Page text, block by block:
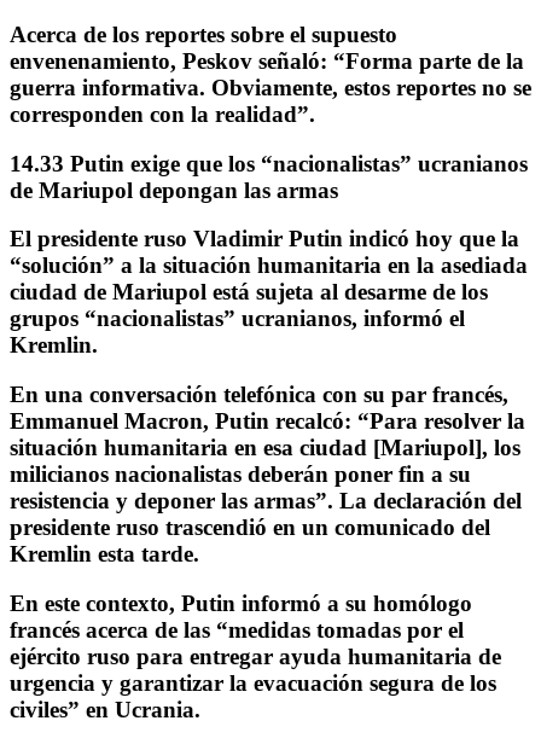
Acerca de los reportes sobre el supuesto
envenenamiento, Peskov señaló: “Forma parte de la
guerra informativa. Obviamente, estos reportes no se
corresponden con la realidad”.
14.33 Putin exige que los “nacionalistas” ucranianos
de Mariupol depongan las armas
El presidente ruso Vladimir Putin indicó hoy que la
“solución” a la situación humanitaria en la asediada
ciudad de Mariupol está sujeta al desarme de los
grupos “nacionalistas” ucranianos, informó el
Kremlin.
En una conversación telefónica con su par francés,
Emmanuel Macron, Putin recalcó: “Para resolver la
situación humanitaria en esa ciudad [Mariupol], los
milicianos nacionalistas deberán poner fin a su
resistencia y deponer las armas”. La declaración del
presidente ruso trascendió en un comunicado del
Kremlin esta tarde.
En este contexto, Putin informó a su homólogo
francés acerca de las “medidas tomadas por el
ejército ruso para entregar ayuda humanitaria de
urgencia y garantizar la evacuación segura de los
civiles” en Ucrania.